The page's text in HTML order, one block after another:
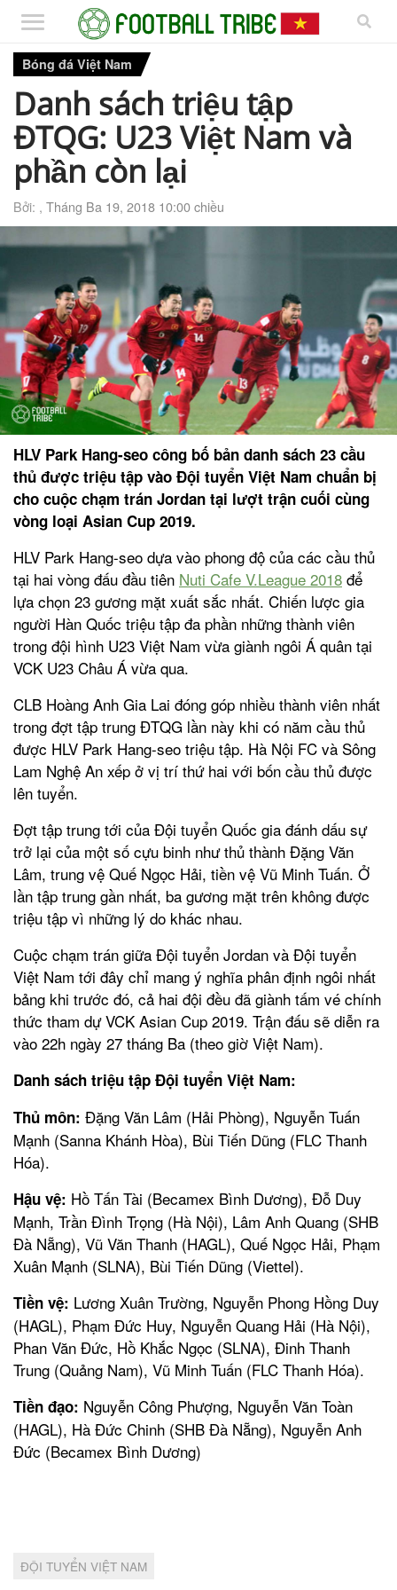
Bóng đá Việt Nam
Danh sách triệu tập
ĐTQG: U23 Việt Nam và
phần còn lại
Bởi: , Tháng Ba 19, 2018 10:00 chiều
HLV Park Hang-seo công bố bản danh sách 23 cầu
thủ được triệu tập vào Đội tuyển Việt Nam chuẩn bị
cho cuộc chạm trán Jordan tại lượt trận cuối cùng
vòng loại Asian Cup 2019.
HLV Park Hang-seo dựa vào phong độ của các cầu thủ
tại hai vòng đấu đầu tiên Nuti Cafe V.League 2018 để
lựa chọn 23 gương mặt xuất sắc nhất. Chiến lược gia
người Hàn Quốc triệu tập đa phần những thành viên
trong đội hình U23 Việt Nam vừa giành ngôi Á quân tại
VCK U23 Châu Á vừa qua.
CLB Hoàng Anh Gia Lai đóng góp nhiều thành viên nhất
trong đợt tập trung ĐTQG lần này khi có năm cầu thủ
được HLV Park Hang-seo triệu tập. Hà Nội FC và Sông
Lam Nghệ An xếp ở vị trí thứ hai với bốn cầu thủ được
lên tuyển.
Đợt tập trung tới của Đội tuyển Quốc gia đánh dấu sự
trở lại của một số cựu binh như thủ thành Đặng Văn
Lâm, trung vệ Quế Ngọc Hải, tiền vệ Vũ Minh Tuấn. Ở
lần tập trung gần nhất, ba gương mặt trên không được
triệu tập vì những lý do khác nhau.
Cuộc chạm trán giữa Đội tuyển Jordan và Đội tuyển
Việt Nam tới đây chỉ mang ý nghĩa phân định ngôi nhất
bảng khi trước đó, cả hai đội đều đã giành tấm vé chính
thức tham dự VCK Asian Cup 2019. Trận đấu sẽ diễn ra
vào 22h ngày 27 tháng Ba (theo giờ Việt Nam).
Danh sách triệu tập Đội tuyển Việt Nam:
Thủ môn: Đặng Văn Lâm (Hải Phòng), Nguyễn Tuấn
Mạnh (Sanna Khánh Hòa), Bùi Tiến Dũng (FLC Thanh
Hóa).
Hậu vệ: Hồ Tấn Tài (Becamex Bình Dương), Đỗ Duy
Mạnh, Trần Đình Trọng (Hà Nội), Lâm Anh Quang (SHB
Đà Nẵng), Vũ Văn Thanh (HAGL), Quế Ngọc Hải, Phạm
Xuân Mạnh (SLNA), Bùi Tiến Dũng (Viettel).
Tiền vệ: Lương Xuân Trường, Nguyễn Phong Hồng Duy
(HAGL), Phạm Đức Huy, Nguyễn Quang Hải (Hà Nội),
Phan Văn Đức, Hồ Khắc Ngọc (SLNA), Đinh Thanh
Trung (Quảng Nam), Vũ Minh Tuấn (FLC Thanh Hóa).
Tiền đạo: Nguyễn Công Phượng, Nguyễn Văn Toàn
(HAGL), Hà Đức Chinh (SHB Đà Nẵng), Nguyễn Anh
Đức (Becamex Bình Dương)
ĐỘI TUYỂN VIỆT NAM